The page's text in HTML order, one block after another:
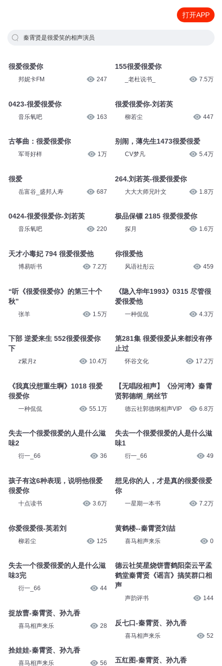
打开APP
秦霄贤是很爱笑的相声演员
很爱很爱你
邦妮卡FM 247
0423-很爱很爱你
音乐氧吧 163
古筝曲：很爱很爱你
军哥好样 1万
很爱
岳富谷_盛邦人寿 687
0424-很爱很爱你-刘若英
音乐氧吧 220
天才小毒妃 794 很爱很爱他
博易听书 7.2万
“听《很爱很爱你》的第三十个
秋”
张羊 1.5万
下部 逆爱来生 552很爱很爱你
下
z紫月z 10.4万
《我真没想重生啊》1018 很爱
很爱你
一种侃侃 55.1万
失去一个很爱很爱的人是什么滋
味2
衍一_66 36
孩子有这6种表现，说明他很爱
很爱你
十点读书 3.6万
你爱很爱很-英若刘
柳若尘 125
失去一个很爱很爱的人是什么滋
味3完
衍一_66 44
捉放曹-秦霄贤、孙九香
喜马相声来乐 28
拴娃娃-秦霄贤、孙九香
喜马相声来乐 56
155很爱很爱你
_老杜说书_ 7.5万
很爱很爱你-刘若英
柳若尘 447
别闹，薄先生1473很爱很爱
CV梦凡 5.4万
264.刘若英-很爱很爱你
大大大师兄叶文 1.8万
极品保镖 2185 很爱很爱你
探月 1.6万
你很爱他
风语社彤云 459
《隐入华年1993》0315 尽管很
爱很爱他
一种侃侃 4.3万
第281集 很爱很爱从来都没有停
止过
怀谷文化 17.2万
【无唱段相声】《汾河湾》秦霄
贤郭德纲_纲丝节
德云社郭德纲相声VIP 6.8万
失去一个很爱很爱的人是什么滋
味1
衍一_66 49
想见你的人，才是真的很爱很爱
你
一星期一本书 7.2万
黄鹤楼--秦霄贤刘喆
喜马相声来乐 0
德云社笑星烧饼曹鹤阳栾云平孟
鹤堂秦霄贤《谣言》搞笑群口相
声
声韵评书 144
反七口-秦霄贤、孙九香
喜马相声来乐 52
五红图-秦霄贤、孙九香